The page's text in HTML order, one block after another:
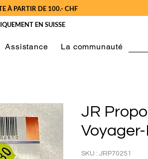
À PARTIR DE 100.- CHF
EN SUISSE
Assistance La communauté
JR
Voyager-
SKU : JRP70251